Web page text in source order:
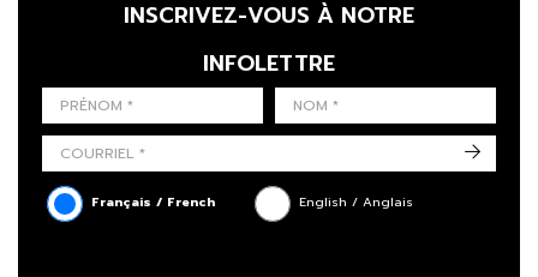
PRÉNOM
LAST NAME
INSCRIVEZ-VOUS À NOTRE
INFOLETTRE
LANGUE
Français / French English / Anglais
->